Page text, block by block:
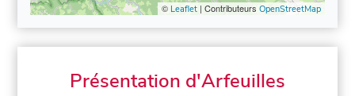
© Leaflet| Contributeurs OpenStreetMap
Présentation d'Arfeuilles